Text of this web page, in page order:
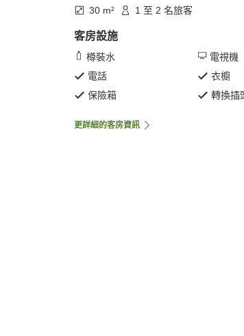
30 m² 1 至 2 名旅客
客房設施
樽裝水
電視機
電話
衣櫥
保險箱
轉換插
更詳細的客房資訊